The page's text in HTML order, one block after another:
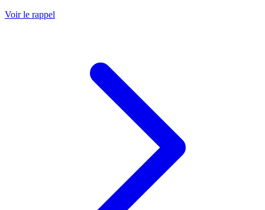
Voir le rappel